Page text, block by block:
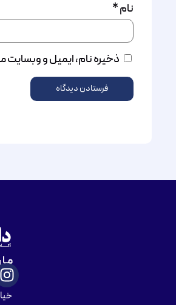
نام*
ذخیره نام، ایمیل و وبسایت